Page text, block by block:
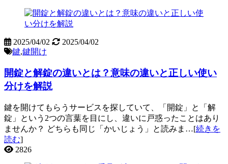
2025/04/02
2025/04/02
鍵,鍵開け
開錠と解錠の違いとは？意味の違いと正しい使い
分けを解説
鍵を開けてもらうサービスを探していて、「開錠」と「解
錠」という2つの言葉を目にし、違いに戸惑ったことはあり
ませんか？ どちらも同じ「かいじょう」と読みま…[続きを
読む]
2826